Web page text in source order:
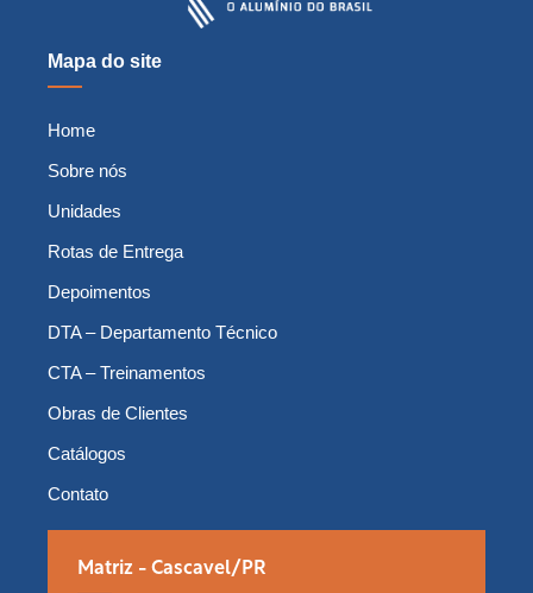
Mapa do site
Home
Sobre nós
Unidades
Rotas de Entrega
Depoimentos
DTA – Departamento Técnico
CTA – Treinamentos
Obras de Clientes
Catálogos
Contato
Matriz - Cascavel/PR